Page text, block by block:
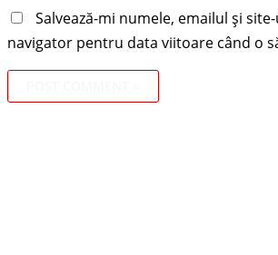
Salvează-mi numele, emailul și
navigator pentru data viitoare când o